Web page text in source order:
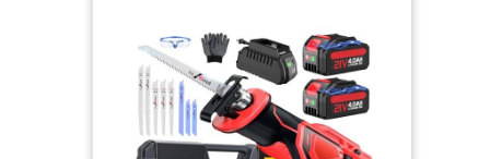
ferme et confortable grâce à la
poignée GRIPZONE
antidérapante. Idéale pour les
coupes intensives et
professionnelles sur bois, métal,